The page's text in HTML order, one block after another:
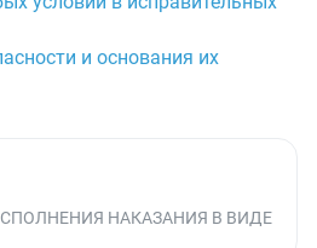
и основания их
НАКАЗАНИЯ В ВИДЕ